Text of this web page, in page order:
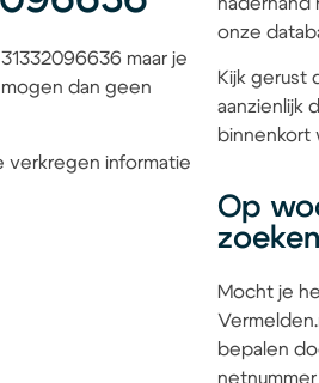
maar je
dan geen
verkregen informatie
onze
Kijk gerust
aanzienlijk
binnenkort
Op
zoeken
Mocht je
bepalen